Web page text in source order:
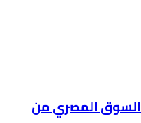
المصري من